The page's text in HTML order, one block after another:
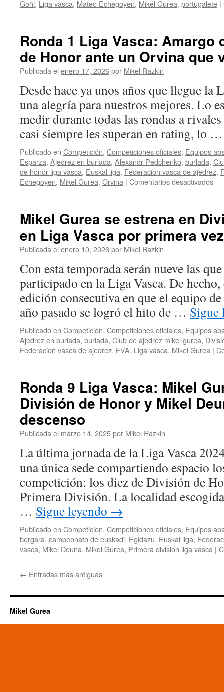
Goñi, Liga vasca, Mateo Echegoyen, Mikel Gurea, portugalete |
Ronda 1 Liga Vasca: Amargo
de Honor ante un Orvina que
Publicada el enero 17, 2026por Mikel Razkin
Desde hace ya unos años que llegue la
una alegría para nuestros mejores. Lo
medir durante todas las rondas a
casi siempre les superan en rating, lo
Publicado en Competición, Competiciones oficiales, Equipos
Esparza, Ajedrez en burlada, Alexandr Pedchenko, burlada,
de honor liga vasca, Euskal liga, Federacion vasca de ajedrez,
Echegoyen, Mikel Gurea, Orvina | Comentarios desactivadosen
de
un
con
Mikel Gurea se estrena en
en Liga Vasca por primera
Publicada el enero 10, 2026por Mikel Razkin
Con esta temporada serán nueve las
participado en la Liga Vasca. De hecho,
edición consecutiva en que el equipo
año pasado se logró el hito de …
Publicado en Competición, Competiciones oficiales, Equipos
Ajedrez en burlada, burlada, Club de ajedrez mikel gurea,
Federacion vasca de ajedrez, FVA, Liga vasca, Mikel Gurea |
Ronda 9 Liga Vasca: Mikel
División de Honor y Mikel
descenso
Publicada el marzo 14, 2025por Mikel Razkin
La última jornada de la Liga Vasca
una única sede compartiendo espacio
competición: los diez de División de
Primera División. La localidad
… Sigue leyendo →
Publicado en Competición, Competiciones oficiales, Equipos
bergara, campeonato de euskadi, Egidazu, Euskal liga,
vasca, Mikel Deuna, Mikel Gurea, Primera division liga vasca |
← Entradas más antiguas
Mikel Gurea